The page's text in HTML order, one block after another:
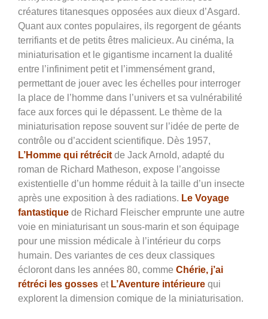
créatures titanesques opposées aux dieux d’Asgard.
Quant aux contes populaires, ils regorgent de géants
terrifiants et de petits êtres malicieux. Au cinéma, la
miniaturisation et le gigantisme incarnent la dualité
entre l’infiniment petit et l’immensément grand,
permettant de jouer avec les échelles pour interroger
la place de l’homme dans l’univers et sa vulnérabilité
face aux forces qui le dépassent. Le thème de la
miniaturisation repose souvent sur l’idée de perte de
contrôle ou d’accident scientifique. Dès 1957,
L’Homme qui rétrécit de Jack Arnold, adapté du
roman de Richard Matheson, expose l’angoisse
existentielle d’un homme réduit à la taille d’un insecte
après une exposition à des radiations. Le Voyage
fantastique de Richard Fleischer emprunte une autre
voie en miniaturisant un sous-marin et son équipage
pour une mission médicale à l’intérieur du corps
humain. Des variantes de ces deux classiques
écloront dans les années 80, comme Chérie, j’ai
rétréci les gosses et L’Aventure intérieure qui
explorent la dimension comique de la miniaturisation.